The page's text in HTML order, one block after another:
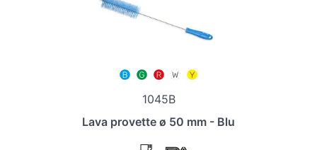
1045B
Lava provette ø 50 mm - Blu